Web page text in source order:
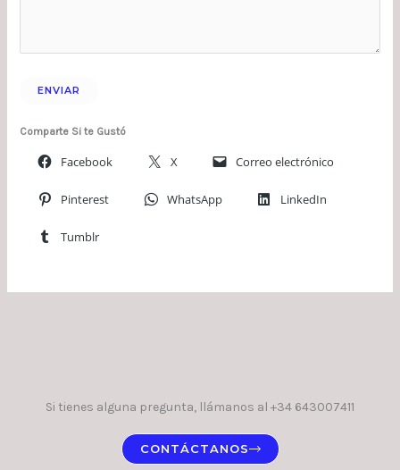
Comparte Si te Gustó
Facebook X Correo electrónico
Pinterest WhatsApp LinkedIn
Tumblr
Si tienes alguna pregunta, llámanos al +34 643007411
CONTÁCTANOS